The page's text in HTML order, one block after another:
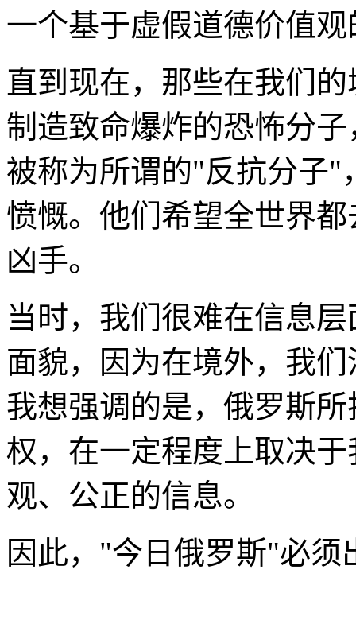
一个基于虚假道德价值
直到现在，那些在我们
制造致命爆炸的恐怖分
被称为所谓的"反抗分子"
愤慨。他们希望全世界
凶手。
当时，我们很难在信息
面貌，因为在境外，我
我想强调的是，俄罗斯
权，在一定程度上取决
观、公正的信息。
因此，"今日俄罗斯"必须